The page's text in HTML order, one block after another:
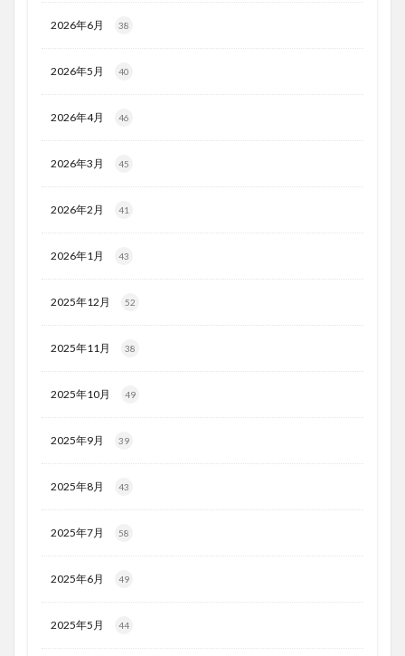
2026年6月 38
2026年5月 40
2026年4月 46
2026年3月 45
2026年2月 41
2026年1月 43
2025年12月 52
2025年11月 38
2025年10月 49
2025年9月 39
2025年8月 43
2025年7月 58
2025年6月 49
2025年5月 44